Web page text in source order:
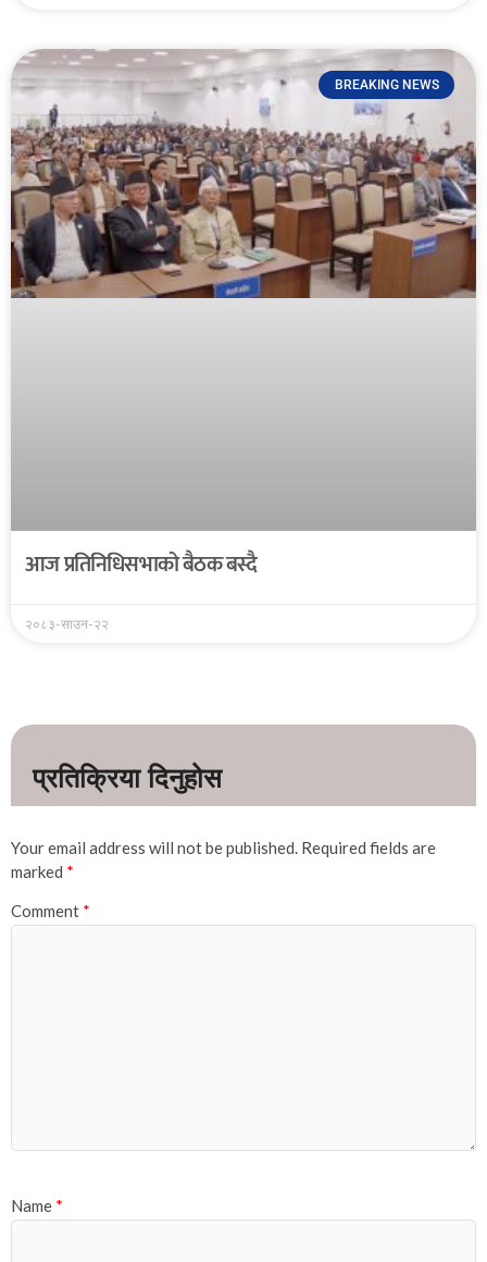
BREAKING NEWS
आज प्रतिनिधिसभाको बैठक बस्दै
२०८३-साउन-२२
Your email address will not be published. Required fields are
marked *
Comment *
Name *